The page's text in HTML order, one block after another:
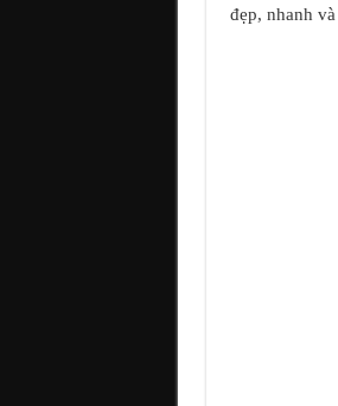
đẹp, nhanh